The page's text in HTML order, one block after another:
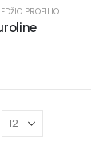
PROFILIO